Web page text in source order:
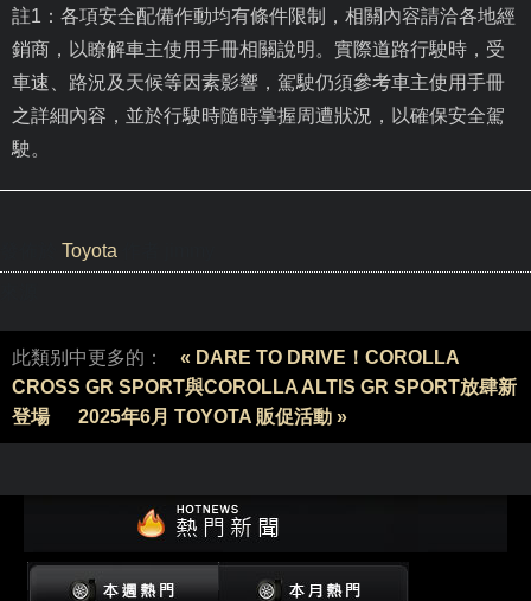
註1 ：各項安全配備作動均有條件限制，相關內容請洽各地經
銷商，以瞭解車主使用手冊相關說明。實際道路行駛時，受
車速、路況及天候等因素影響，駕駛仍須參考車主使用手冊
之詳細內容，並於行駛時隨時掌握周遭狀況，以確保安全駕
駛。
Toyota
此類别中更多的：
« DARE TO DRIVE！COROLLA
CROSS GR SPORT與COROLLA ALTIS GR SPORT放肆新
登場
2025年6月 TOYOTA 販促活動 »